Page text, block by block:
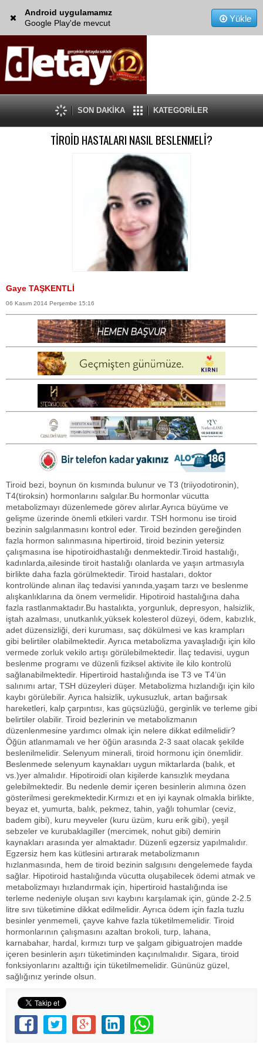
Android uygulamamız
Google Play'de mevcut
Yükle
SON DAKİKA KATEGORİLER
TİROİD HASTALARI NASIL BESLENMELİ?
Gaye TAŞKENTLİ
06 Kasım 2014 Perşembe 15:16
Tiroid bezi, boynun ön kısmında bulunur ve T3 (triiyodotironin),
T4(tiroksin) hormonlarını salgılar.Bu hormonlar vücutta
metabolizmayı düzenlemede görev alırlar.Ayrıca büyüme ve
gelişme üzerinde önemli etkileri vardır. TSH hormonu ise tiroid
bezinin salgılanmasını kontrol eder. Tiroid bezinden gereğinden
fazla hormon salınmasına hipertiroid, tiroid bezinin yetersiz
çalışmasına ise hipotiroidhastalığı denmektedir.Tiroid hastalığı,
kadınlarda,ailesinde tiroit hastalığı olanlarda ve yaşın artmasıyla
birlikte daha fazla görülmektedir. Tiroid hastaları, doktor
kontrolünde alınan ilaç tedavisi yanında,yaşam tarzı ve beslenme
alışkanlıklarına da önem vermelidir. Hipotiroid hastalığına daha
fazla rastlanmaktadır.Bu hastalıkta, yorgunluk, depresyon, halsizlik,
iştah azalması, unutkanlık,yüksek kolesterol düzeyi, ödem, kabızlık,
adet düzensizliği, deri kuruması, saç dökülmesi ve kas krampları
gibi belirtiler olabilmektedir. Ayrıca metabolizma yavaşladığı için kilo
vermede zorluk vekilo artışı görülebilmektedir. İlaç tedavisi, uygun
beslenme programı ve düzenli fiziksel aktivite ile kilo kontrolü
sağlanabilmektedir. Hipertiroid hastalığında ise T3 ve T4’ün
salınımı artar, TSH düzeyleri düşer. Metabolizma hızlandığı için kilo
kaybı görülebilir. Ayrıca halsizlik, uykusuzluk, artan bağırsak
hareketleri, kalp çarpıntısı, kas güçsüzlüğü, gerginlik ve terleme gibi
belirtiler olabilir. Tiroid bezlerinin ve metabolizmanın
düzenlenmesine yardımcı olmak için nelere dikkat edilmelidir?
Öğün atlanmamalı ve her öğün arasında 2-3 saat olacak şekilde
beslenilmelidir. Selenyum minerali, tiroid hormonu için önemlidir.
Beslenmede selenyum kaynakları uygun miktarlarda (balık, et
vs.)yer almalıdır. Hipotiroidi olan kişilerde kansızlık meydana
gelebilmektedir. Bu nedenle demir içeren besinlerin alımına özen
gösterilmesi gerekmektedir.Kırmızı et en iyi kaynak olmakla birlikte,
beyaz et, yumurta, balık, pekmez, tahin, yağlı tohumlar (ceviz,
badem gibi), kuru meyveler (kuru üzüm, kuru erik gibi), yeşil
sebzeler ve kurubaklagiller (mercimek, nohut gibi) demirin
kaynakları arasında yer almaktadır. Düzenli egzersiz yapılmalıdır.
Egzersiz hem kas kütlesini artırarak metabolizmanın
hızlanmasında, hem de tiroid bezinin salgısını dengelemede fayda
sağlar. Hipotiroid hastalığında vücutta oluşabilecek ödemi atmak ve
metabolizmayı hızlandırmak için, hipertiroid hastalığında ise
terleme nedeniyle oluşan sıvı kaybını karşılamak için, günde 2-2.5
litre sıvı tüketimine dikkat edilmelidir. Ayrıca ödem için fazla tuzlu
besinler yenmemeli, çayve kahve fazla tüketilmemelidir. Tiroid
hormonlarının çalışmasını azaltan brokoli, turp, lahana,
karnabahar, hardal, kırmızı turp ve şalgam gibiguatrojen madde
içeren besinlerin aşırı tüketiminden kaçınılmalıdır. Sigara, tiroid
fonksiyonlarını azalttığı için tüketilmemelidir. Gününüz güzel,
sağlığınız yerinde olsun.